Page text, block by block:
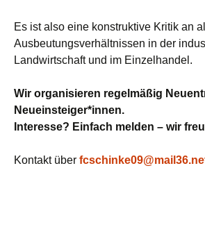
Es ist also eine konstruktive Kritik an
Ausbeutungsverhältnissen in der
Landwirtschaft und im Einzelhandel.
Wir organisieren regelmäßig
Neueinsteiger*innen.
Interesse? Einfach melden – wir
Kontakt über